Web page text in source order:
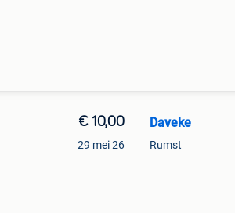
€ 10,00
29 mei 26
Daveke
Rumst